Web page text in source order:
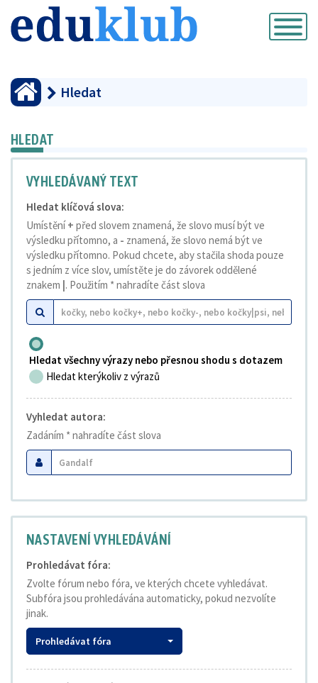
Přepnout
navigaci
Hledat
HLEDAT
VYHLEDÁVANÝ TEXT
Hledat klíčová slova:
Umístění+ před slovem znamená, že slovo musí být ve
výsledku přítomno, a - znamená, že slovo nemá být ve
výsledku přítomno. Pokud chcete, aby stačila shoda pouze
s jedním z více slov, umístěte je do závorek oddělené
znakem |. Použitím * nahradíte část slova
Hledat všechny výrazy nebo přesnou shodu s dotazem
Hledat kterýkoliv z výrazů
Vyhledat autora:
Zadáním * nahradíte část slova
NASTAVENÍ VYHLEDÁVÁNÍ
Prohledávat fóra:
Zvolte fórum nebo fóra, ve kterých chcete vyhledávat.
Subfóra jsou prohledávána automaticky, pokud nezvolíte
jinak.
Prohledávat fóra